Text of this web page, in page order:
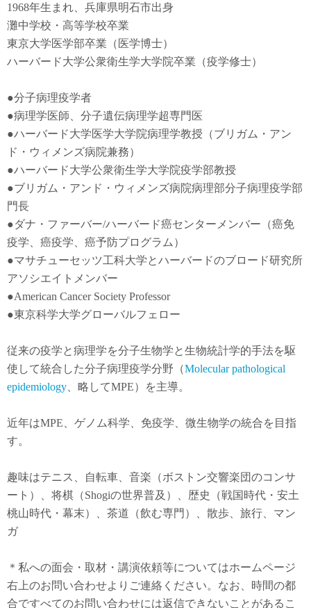
1968年生まれ、兵庫県明石市出身
灘中学校・高等学校卒業
東京大学医学部卒業（医学博士）
ハーバード大学公衆衛生学大学院卒業（疫学修士）
●分子病理疫学者
●病理学医師、分子遺伝病理学超専門医
●ハーバード大学医学大学院病理学教授（ブリガム・アン
ド・ウィメンズ病院兼務）
●ハーバード大学公衆衛生学大学院疫学部教授
●ブリガム・アンド・ウィメンズ病院病理部分子病理疫学部
門長
●ダナ・ファーバー/ハーバード癌センターメンバー（癌免
疫学
癌疫学 、癌予防プログラム）
●マサチューセッツ工科大学とハーバードのブロード研究所
アソシエイトメンバー
●American Cancer Society Professor
●東京科学大学グローバルフェロー
従来の疫学と病理学を分子生物学と生物統計学的手法を駆
使して統合した分子病理疫学分野（Molecular pathological
epidemiology 、略してMPE）を主導。
近年はMPE 、ゲノム科学、免疫学、微生物学の統合を目指
す。
趣味はテニス、自転車、音楽（ボストン交響楽団のコンサ
ート）、将棋（Shogiの世界普及）、歴史（戦国時代・安土
桃山時代・幕末）、茶道（飲む専門）、散歩、旅行、マン
ガ
＊私への面会・取材・講演依頼等についてはホームページ
右上のお問い合わせよりご連絡ください。なお、時間の都
合ですべてのお問い合わせには返信できないことがあるこ